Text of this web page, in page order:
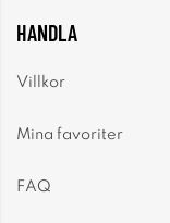
HANDLA
Villkor
Mina favoriter
FAQ